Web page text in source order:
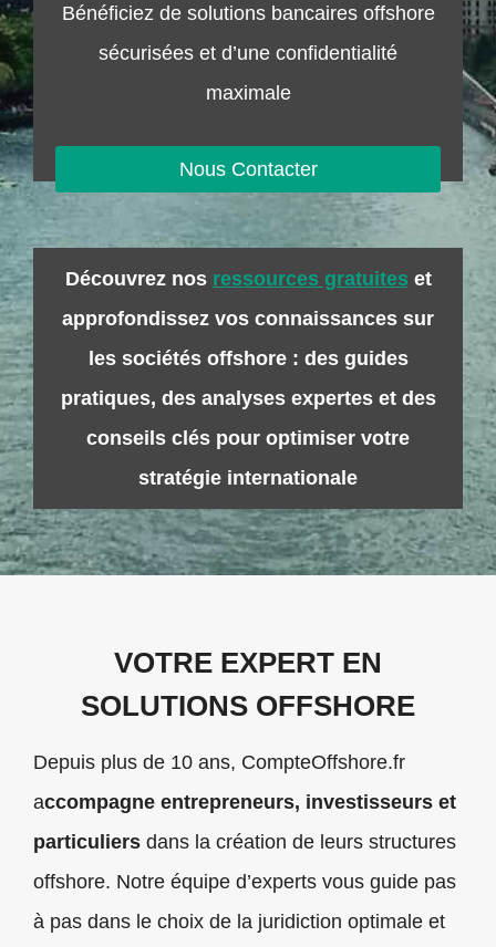
Bénéficiez de solutions bancaires offshore
sécurisées et d’une confidentialité
maximale
Nous Contacter
Découvrez nos ressources gratuites et
approfondissez vos connaissances sur
les sociétés offshore : des guides
pratiques, des analyses expertes et des
conseils clés pour optimiser votre
stratégie internationale
VOTRE EXPERT EN
SOLUTIONS OFFSHORE
Depuis plus de 10 ans, CompteOffshore.fr
accompagne entrepreneurs, investisseurs et
particuliers dans la création de leurs structures
offshore. Notre équipe d’experts vous guide pas
à pas dans le choix de la juridiction optimale et